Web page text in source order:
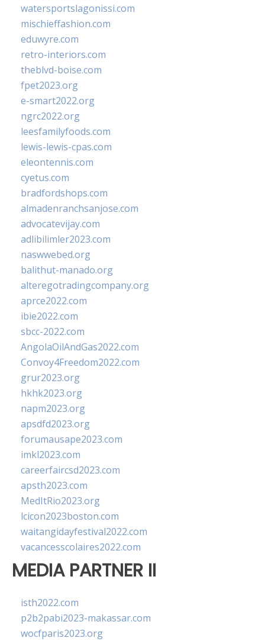
watersportslagonissi.com
mischieffashion.com
eduwyre.com
retro-interiors.com
theblvd-boise.com
fpet2023.org
e-smart2022.org
ngrc2022.org
leesfamilyfoods.com
lewis-lewis-cpas.com
eleontennis.com
cyetus.com
bradfordshops.com
almadenranchsanjose.com
advocatevijay.com
adlibilimler2023.com
naswwebed.org
balithut-manado.org
alteregotradingcompany.org
aprce2022.com
ibie2022.com
sbcc-2022.com
AngolaOilAndGas2022.com
Convoy4Freedom2022.com
grur2023.org
hkhk2023.org
napm2023.org
apsdfd2023.org
forumausape2023.com
imkl2023.com
careerfaircsd2023.com
apsth2023.com
MedItRio2023.org
lcicon2023boston.com
waitangidayfestival2022.com
vacancesscolaires2022.com
MEDIA PARTNER II
isth2022.com
p2b2pabi2023-makassar.com
wocfparis2023.org